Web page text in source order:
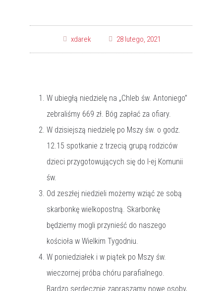
xdarek 28 lutego, 2021
W ubiegłą niedzielę na „Chleb św. Antoniego”
zebraliśmy 669 zł. Bóg zapłać za ofiary.
W dzisiejszą niedzielę po Mszy św. o godz.
12.15 spotkanie z trzecią grupą rodziców
dzieci przygotowujących się do I-ej Komunii
św.
Od zeszłej niedzieli możemy wziąć ze sobą
skarbonkę wielkopostną. Skarbonkę
będziemy mogli przynieść do naszego
kościoła w Wielkim Tygodniu.
W poniedziałek i w piątek po Mszy św.
wieczornej próba chóru parafialnego.
Bardzo serdecznie zapraszamy nowe osoby,